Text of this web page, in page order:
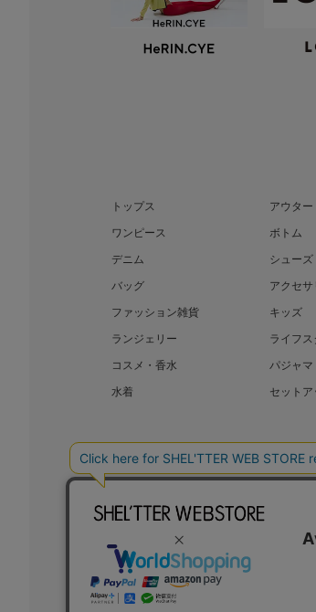
トップス
アウター
ワンピース
ボトム
デニム
シューズ
バッグ
アクセサ
ファッション雑貨
キッズ
ランジェリー
ライフ
コスメ・香水
パジャマ
水着
セットア
BAROQUE JAPAN LIMITED
COPYRIGHT © BAROQUE JAPAN LIMITED